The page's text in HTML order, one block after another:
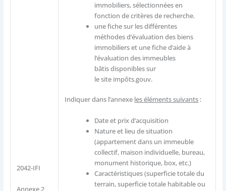
2042-IFI
Annexe 2
immobiliers, sélectionnées en
fonction de critères de recherche.
une fiche sur les différentes
méthodes d’évaluation des biens
immobiliers et une fiche d’aide à
l’évaluation des immeubles
bâtis disponibles sur
le site impôts.gouv.
Indiquer dans l’annexe les éléments suivants :
Date et prix d’acquisition
Nature et lieu de situation
(appartement dans un immeuble
collectif, maison individuelle, bureau,
monument historique, box, etc.)
Caractéristiques (superficie totale du
terrain, superficie totale habitable ou